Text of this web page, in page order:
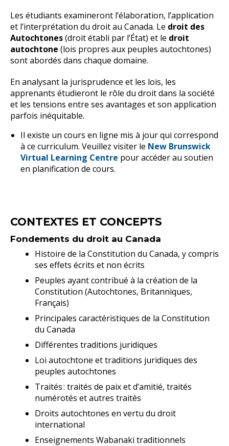
Les étudiants examineront l’élaboration, l’application
et l’interprétation du droit au Canada. Le droit des
Autochtones(droit établi par l’État) et le droit
autochtone (lois propres aux peuples autochtones)
sont abordés dans chaque domaine.
En analysant la jurisprudence et les lois, les
apprenants étudieront le rôle du droit dans la société
et les tensions entre ses avantages et son application
parfois inéquitable.
Il existe un cours en ligne mis à jour qui correspond
à ce curriculum. Veuillez visiter le New Brunswick
Virtual Learning Centre pour accéder au soutien
en planification de cours.
CONTEXTES ET CONCEPTS
Fondements du droit au Canada
Histoire de la Constitution du Canada, y compris
ses effets écrits et non écrits
Peuples ayant contribué à la création de la
Constitution (Autochtones, Britanniques,
Français)
Principales caractéristiques de la Constitution
du Canada
Différentes traditions juridiques
Loi autochtone et traditions juridiques des
peuples autochtones
Traités : traités de paix et d’amitié, traités
numérotés et autres traités
Droits autochtones en vertu du droit
international
Enseignements Wabanaki traditionnels